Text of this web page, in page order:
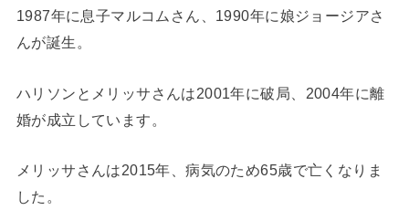
1987年に息子マルコムさん、1990年に娘ジョージアさ
んが誕生。
ハリソンとメリッサさんは2001年に破局、2004年に離
婚が成立しています。
メリッサさんは2015年、病気のため65歳で亡くなりま
した。